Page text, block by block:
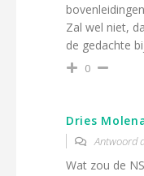
Zal wel niet,
de gedachte
0
Dries
Antwoord
Wat zou de